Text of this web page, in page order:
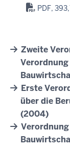
PDF,
Zweite
Erste
über die
(2004)